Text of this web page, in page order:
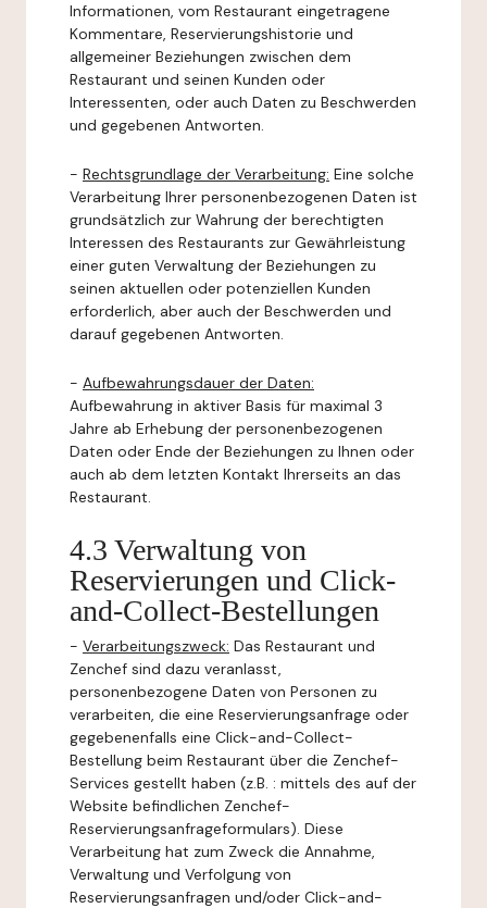
Informationen, vom Restaurant eingetragene
Kommentare, Reservierungshistorie und
allgemeiner Beziehungen zwischen dem
Restaurant und seinen Kunden oder
Interessenten, oder auch Daten zu Beschwerden
und gegebenen Antworten.
- Rechtsgrundlage der Verarbeitung: Eine solche
Verarbeitung Ihrer personenbezogenen Daten ist
grundsätzlich zur Wahrung der berechtigten
Interessen des Restaurants zur Gewährleistung
einer guten Verwaltung der Beziehungen zu
seinen aktuellen oder potenziellen Kunden
erforderlich, aber auch der Beschwerden und
darauf gegebenen Antworten.
- Aufbewahrungsdauer der Daten:
Aufbewahrung in aktiver Basis für maximal 3
Jahre ab Erhebung der personenbezogenen
Daten oder Ende der Beziehungen zu Ihnen oder
auch ab dem letzten Kontakt Ihrerseits an das
Restaurant.
4.3 Verwaltung von
Reservierungen und Click-
and-Collect-Bestellungen
- Verarbeitungszweck: Das Restaurant und
Zenchef sind dazu veranlasst,
personenbezogene Daten von Personen zu
verarbeiten, die eine Reservierungsanfrage oder
gegebenenfalls eine Click-and-Collect-
Bestellung beim Restaurant über die Zenchef-
Services gestellt haben (z.B. : mittels des auf der
Website befindlichen Zenchef-
Reservierungsanfrageformulars). Diese
Verarbeitung hat zum Zweck die Annahme,
Verwaltung und Verfolgung von
Reservierungsanfragen und/oder Click-and-